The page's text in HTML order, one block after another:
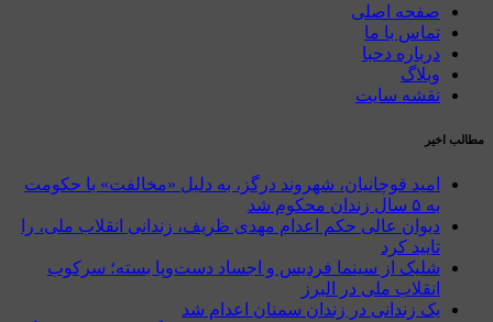
صفحه اصلی
تماس با ما
درباره دحبا
وبلاگ
نقشه سایت
اخیر
امید قوچانیان، شهروند درگز، به دلیل «مخالفت» با حکومت
دیوان عالی حکم اعدام مهدی ظریف، زندانی انقلاب ملی، را
تایید کرد
شلیک از سینما فردیس و اجساد دست‌وپا بسته؛ سرکوب
انقلاب ملی در البرز
یک زندانی در زندان سمنان اعدام شد